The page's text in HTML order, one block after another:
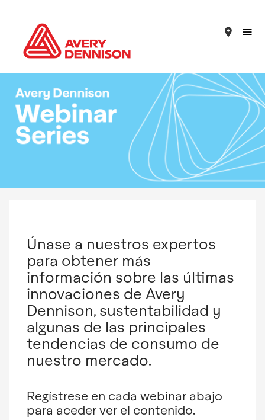
place
Únase a nuestros expertos
para obtener más
información sobre las últimas
innovaciones de Avery
Dennison, sustentabilidad y
algunas de las principales
tendencias de consumo de
nuestro mercado.
Regístrese en cada webinar abajo
para aceder ver el contenido.